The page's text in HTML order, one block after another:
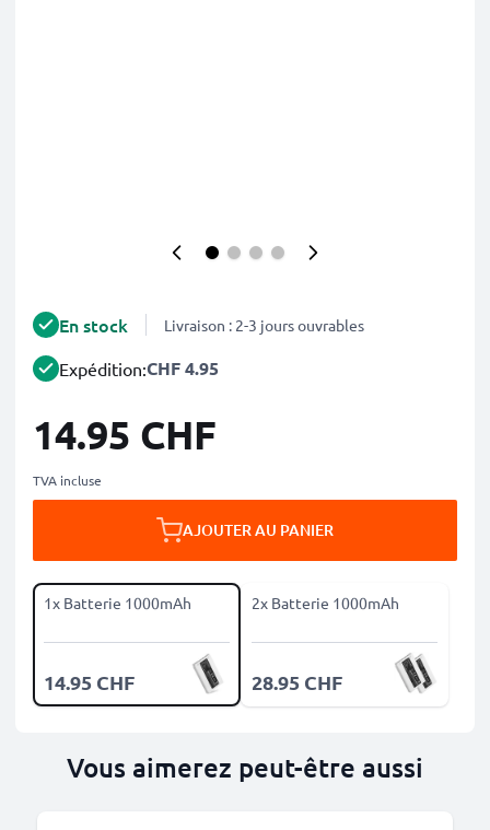
En stock Livraison : 2-3 jours ouvrables
Expédition:CHF 4.95
14.95 CHF
TVA incluse
AJOUTER AU PANIER
1x Batterie 1000mAh
14.95 CHF
2x Batterie 1000mAh
28.95 CHF
Vous aimerez peut-être aussi